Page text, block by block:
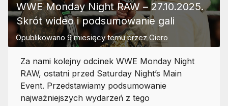
WWE Monday Night RAW – 27.10.2025.
Skrót wideo i podsumowanie gali
Opublikowano 9 miesięcy temuprzezGiero
Za nami kolejny odcinek WWE Monday Night
RAW, ostatni przed Saturday Night’s Main
Event. Przedstawiamy podsumowanie
najważniejszych wydarzeń z tego